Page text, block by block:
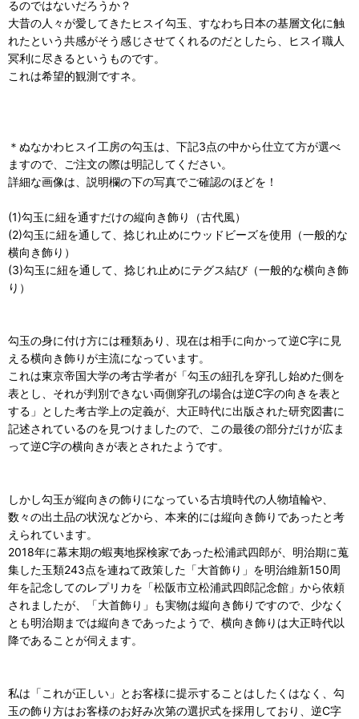
るのではないだろうか？
大昔の人々が愛してきたヒスイ勾玉、すなわち日本の基層文化に触
れたという共感がそう感じさせてくれるのだとしたら、ヒスイ職人
冥利に尽きるというものです。
これは希望的観測ですネ。
＊ぬなかわヒスイ工房の勾玉は、下記3点の中から仕立て方が選べ
ますので、ご注文の際は明記してください。
詳細な画像は、説明欄の下の写真でご確認のほどを！
(1)勾玉に紐を通すだけの縦向き飾り（古代風）
(2)勾玉に紐を通して、捻じれ止めにウッドビーズを使用（一般的な
横向き飾り）
(3)勾玉に紐を通して、捻じれ止めにテグス結び（一般的な横向き飾
り）
勾玉の身に付け方には種類あり、現在は相手に向かって逆C字に見
える横向き飾りが主流になっています。
これは東京帝国大学の考古学者が「勾玉の紐孔を穿孔し始めた側を
表とし、それが判別できない両側穿孔の場合は逆C字の向きを表と
する」とした考古学上の定義が、大正時代に出版された研究図書に
記述されているのを見つけましたので、この最後の部分だけが広ま
って逆C字の横向きが表とされたようです。
しかし勾玉が縦向きの飾りになっている古墳時代の人物埴輪や、
数々の出土品の状況などから、本来的には縦向き飾りであったと考
えられています。
2018年に幕末期の蝦夷地探検家であった松浦武四郎が、明治期に蒐
集した玉類243点を連ねて政策した「大首飾り」を明治維新150周
年を記念してのレプリカを「松阪市立松浦武四郎記念館」から依頼
されましたが、「大首飾り」も実物は縦向き飾りですので、少なく
とも明治期までは縦向きであったようで、横向き飾りは大正時代以
降であることが伺えます。
私は「これが正しい」とお客様に提示することはしたくはなく、勾
玉の飾り方はお客様のお好み次第の選択式を採用しており、逆C字